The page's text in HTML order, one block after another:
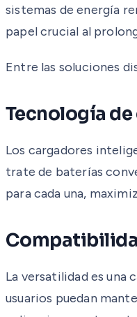
sistemas de energía
papel crucial al
Entre las soluciones
Tecnología
Los cargadores
trate de baterías
para cada una,
La versatilidad es una
usuarios puedan